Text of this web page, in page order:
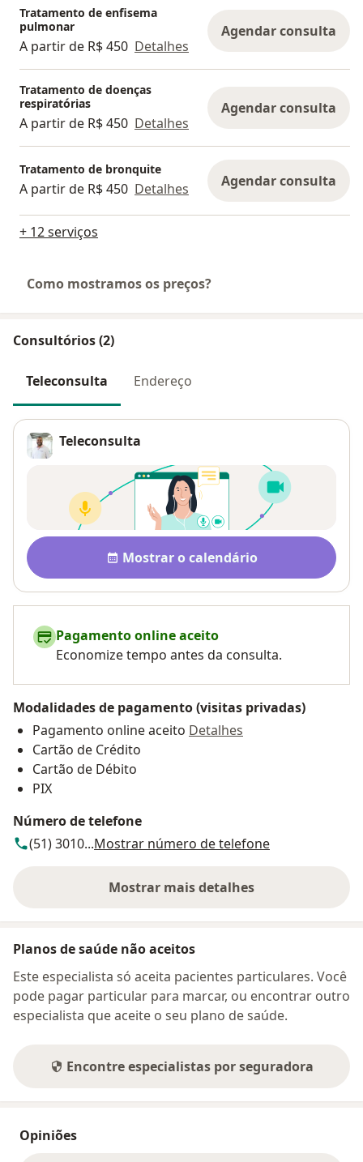
Tratamento de enfisema
pulmonar
A partir de R$ 450 Detalhes
Agendar consulta
Tratamento de doenças
respiratórias
A partir de R$ 450 Detalhes
Agendar consulta
Tratamento de bronquite
A partir de R$ 450 Detalhes Agendar consulta
+ 12 serviços
Como mostramos os preços?
Consultórios (2)
Teleconsulta Endereço
Teleconsulta
Disponibilidade
Mostrar o calendário
Pagamento online aceito
Economize tempo antes da consulta.
Modalidades de pagamento (visitas privadas)
Pagamento online aceito Detalhes
Cartão de Crédito
Cartão de Débito
PIX
Número de telefone
(51) 3010...Mostrar número de telefone
Mostrar mais detalhes
sobre o endereço
Planos de saúde não aceitos
Este especialista só aceita pacientes particulares. Você
pode pagar particular para marcar, ou encontrar outro
especialista que aceite o seu plano de saúde.
Encontre especialistas por seguradora
Opiniões